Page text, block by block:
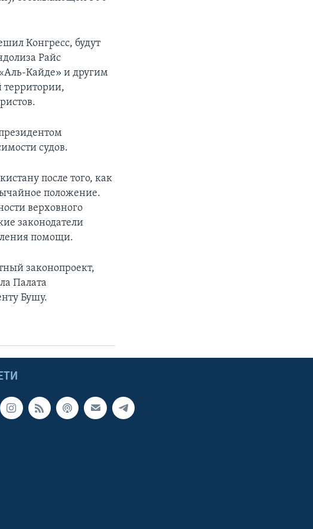
Конгресс, будут
Райс
«Аль-Кайде» и другим
территории,
судов.
после того, как
положение.
верховного
законодатели
помощи.
законопроект,
Палата
Бушу.